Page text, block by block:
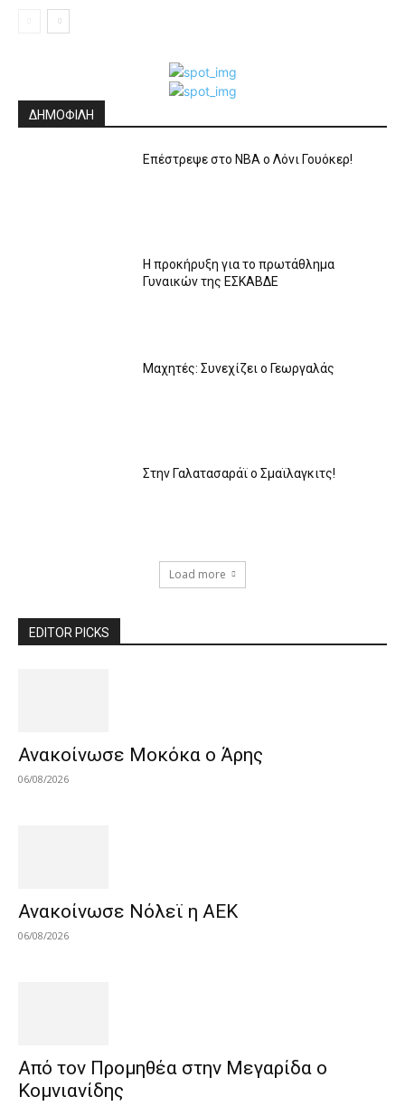
ΔΗΜΟΦΙΛΗ
Επέστρεψε στο ΝΒΑ ο Λόνι Γουόκερ!
Η προκήρυξη για το πρωτάθλημα
Γυναικών της ΕΣΚΑΒΔΕ
Mαχητές: Συνεχίζει ο Γεωργαλάς
Στην Γαλατασαράϊ ο Σμαϊλαγκιτς!
Load more
EDITOR PICKS
Ανακοίνωσε Μοκόκα ο Άρης
06/08/2026
Ανακοίνωσε Νόλεϊ η ΑΕΚ
06/08/2026
Από τον Προμηθέα στην Μεγαρίδα ο
Κομνιανίδης